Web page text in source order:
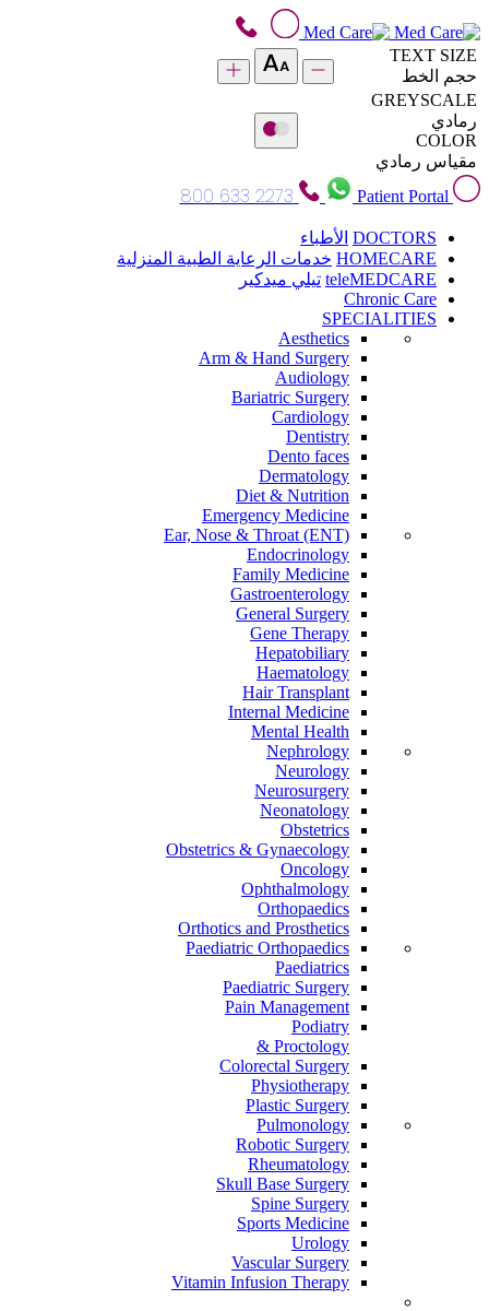
TEXT SIZE
حجم الخط
GREYSCALE
رمادي
COLOR
مقياس رمادي
Patient Portal
800 633 2273
DOCTORS الأطباء
HOMECARE خدمات الرعاية الطبية المنزلية
teleMEDCARE تيلي ميدكير
Chronic Care
SPECIALITIES
Aesthetics
Arm & Hand Surgery
Audiology
Bariatric Surgery
Cardiology
Dentistry
Dento faces
Dermatology
Diet & Nutrition
Emergency Medicine
Ear, Nose & Throat (ENT)
Endocrinology
Family Medicine
Gastroenterology
General Surgery
Gene Therapy
Hepatobiliary
Haematology
Hair Transplant
Internal Medicine
Mental Health
Nephrology
Neurology
Neurosurgery
Neonatology
Obstetrics
Obstetrics & Gynaecology
Oncology
Ophthalmology
Orthopaedics
Orthotics and Prosthetics
Paediatric Orthopaedics
Paediatrics
Paediatric Surgery
Pain Management
Podiatry
Proctology &
Colorectal Surgery
Physiotherapy
Plastic Surgery
Pulmonology
Robotic Surgery
Rheumatology
Skull Base Surgery
Spine Surgery
Sports Medicine
Urology
Vascular Surgery
Vitamin Infusion Therapy